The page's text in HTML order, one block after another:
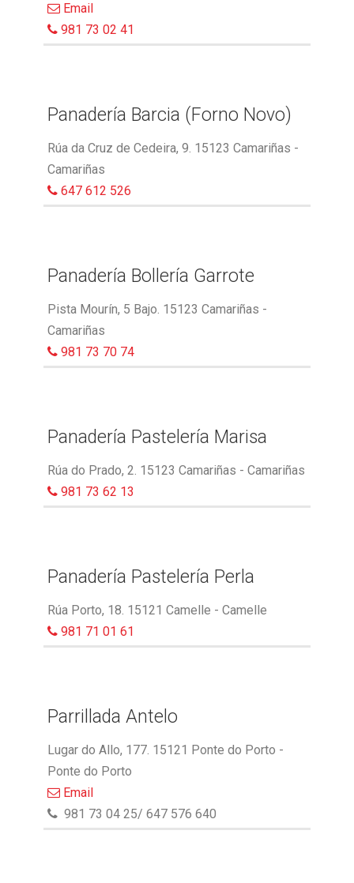
Email
981 73 02 41
Panadería Barcia (Forno Novo)
Rúa da Cruz de Cedeira, 9. 15123 Camariñas -
Camariñas
647 612 526
Panadería Bollería Garrote
Pista Mourín, 5 Bajo. 15123 Camariñas -
Camariñas
981 73 70 74
Panadería Pastelería Marisa
Rúa do Prado, 2. 15123 Camariñas - Camariñas
981 73 62 13
Panadería Pastelería Perla
Rúa Porto, 18. 15121 Camelle - Camelle
981 71 01 61
Parrillada Antelo
Lugar do Allo, 177. 15121 Ponte do Porto -
Ponte do Porto
Email
981 73 04 25/ 647 576 640